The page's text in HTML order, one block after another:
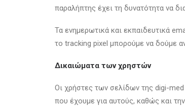
παραλήπτης έχει τη δυνατότητα να
Τα ενημερωτικά και εκπαιδευτικά
το tracking pixel μπορούμε να δούμε
Δικαιώματα των χρηστών
Οι χρήστες των σελίδων της digi-
που έχουμε για αυτούς, καθώς και